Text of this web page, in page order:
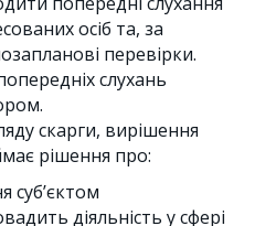
осіб та, за
перевірки.
слухань
скарги, вирішення
рішення про:
суб’єктом
діяльність у сфері